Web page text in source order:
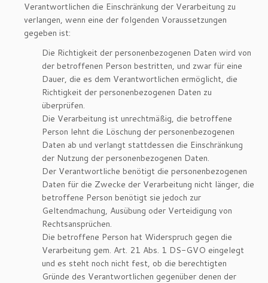
Verantwortlichen die Einschränkung der Verarbeitung zu
verlangen, wenn eine der folgenden Voraussetzungen
gegeben ist:
Die Richtigkeit der personenbezogenen Daten wird von
der betroffenen Person bestritten, und zwar für eine
Dauer, die es dem Verantwortlichen ermöglicht, die
Richtigkeit der personenbezogenen Daten zu
überprüfen.
Die Verarbeitung ist unrechtmäßig, die betroffene
Person lehnt die Löschung der personenbezogenen
Daten ab und verlangt stattdessen die Einschränkung
der Nutzung der personenbezogenen Daten.
Der Verantwortliche benötigt die personenbezogenen
Daten für die Zwecke der Verarbeitung nicht länger, die
betroffene Person benötigt sie jedoch zur
Geltendmachung, Ausübung oder Verteidigung von
Rechtsansprüchen.
Die betroffene Person hat Widerspruch gegen die
Verarbeitung gem. Art. 21 Abs. 1 DS-GVO eingelegt
und es steht noch nicht fest, ob die berechtigten
Gründe des Verantwortlichen gegenüber denen der